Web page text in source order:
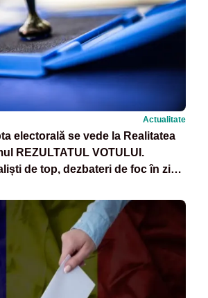
Actualitate
electorală se vede la Realitatea
REZULTATUL VOTULUI.
de top, dezbateri de foc în ziua